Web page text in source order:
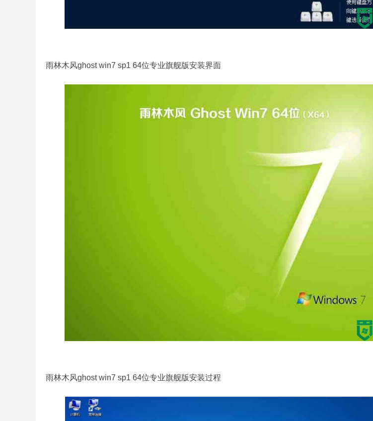
雨林木风ghost win7 sp1 64位专业旗舰版安装界面
雨林木风ghost win7 sp1 64位专业旗舰版安装过程